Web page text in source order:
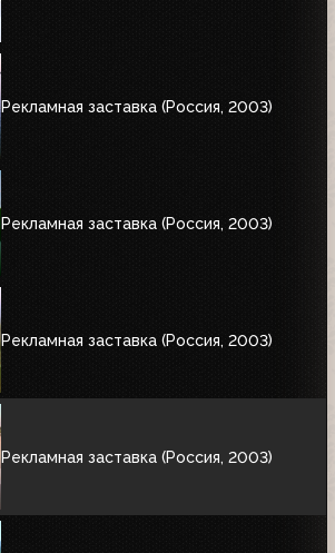
Рекламная заставка (Россия, 2003)
Рекламная заставка (Россия, 2003)
Рекламная заставка (Россия, 2003)
Рекламная заставка (Россия, 2003)